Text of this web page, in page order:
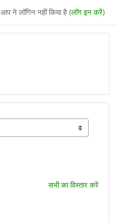
आप ने लॉगिन नहीं किया है (लॉग इन करें)
सभी का विस्तार करें